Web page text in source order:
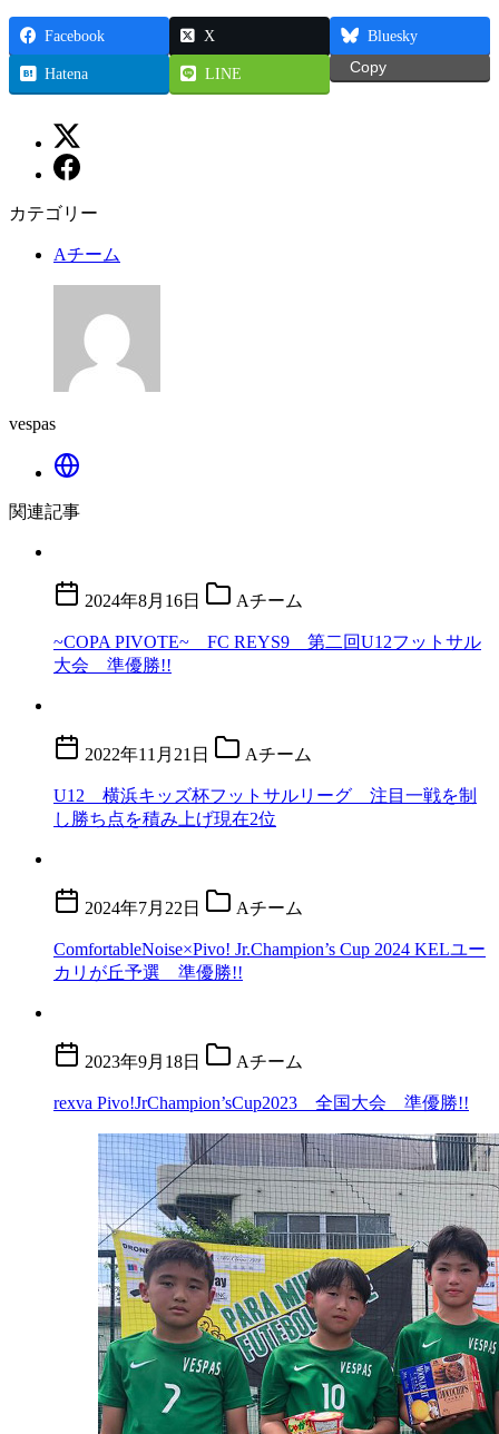
Facebook X Bluesky
Hatena LINE Copy
カテゴリー
Aチーム
vespas
関連記事
2024年8月16日 Aチーム
~COPA PIVOTE~ FC REYS9 第二回U12フットサル
大会 準優勝!!
2022年11月21日 Aチーム
U12 横浜キッズ杯フットサルリーグ 注目一戦を制
し勝ち点を積み上げ現在2位
2024年7月22日 Aチーム
ComfortableNoise×Pivo! Jr.Champion’s Cup 2024 KELユー
カリが丘予選 準優勝!!
2023年9月18日 Aチーム
rexva Pivo!JrChampion’sCup2023 全国大会 準優勝!!